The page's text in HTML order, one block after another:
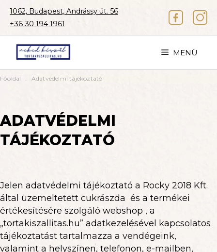
Kilépés
1062, Budapest, Andrássy út. 56
+36 30 194 1961
MENÜ
Főoldal Adatvédelmi tájékoztató
ADATVÉDELMI
TÁJÉKOZTATÓ
Jelen adatvédelmi tájékoztató a Rocky 2018 Kft.
által üzemeltetett cukrászda és a termékei
értékesítésére szolgáló webshop , a
„tortakiszallitas.hu” adatkezelésével kapcsolatos
tájékoztatást tartalmazza a vendégeink,
valamint a helyszínen, telefonon, e-mailben,